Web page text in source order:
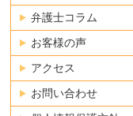
弁護士コラム
お客様の声
アクセス
お問い合わせ